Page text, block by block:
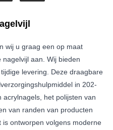
wij u graag een op maat
aan. Wij bieden
levering. Deze draagbare
in 202-
het polijsten van
van randen van producten
ontworpen volgens moderne